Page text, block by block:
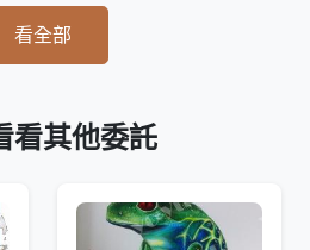
看全部
看其他委託